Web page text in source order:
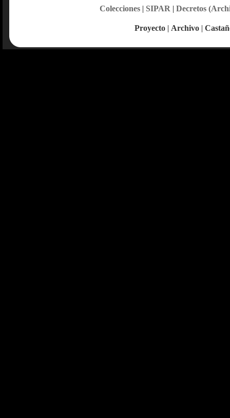
Colecciones| SIPAR | Decretos
Proyecto | Archivo |